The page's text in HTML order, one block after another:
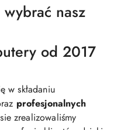
nasz
od 2017
w składaniu
profesjonalnych
zrealizowaliśmy